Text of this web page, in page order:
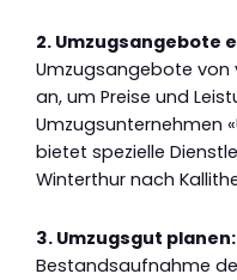
2. Umzugsangebote
Umzugsangebote von
an, um Preise und
Umzugsunternehmen
bietet spezielle
Winterthur nach
3. Umzugsgut planen:
Bestandsaufnahme